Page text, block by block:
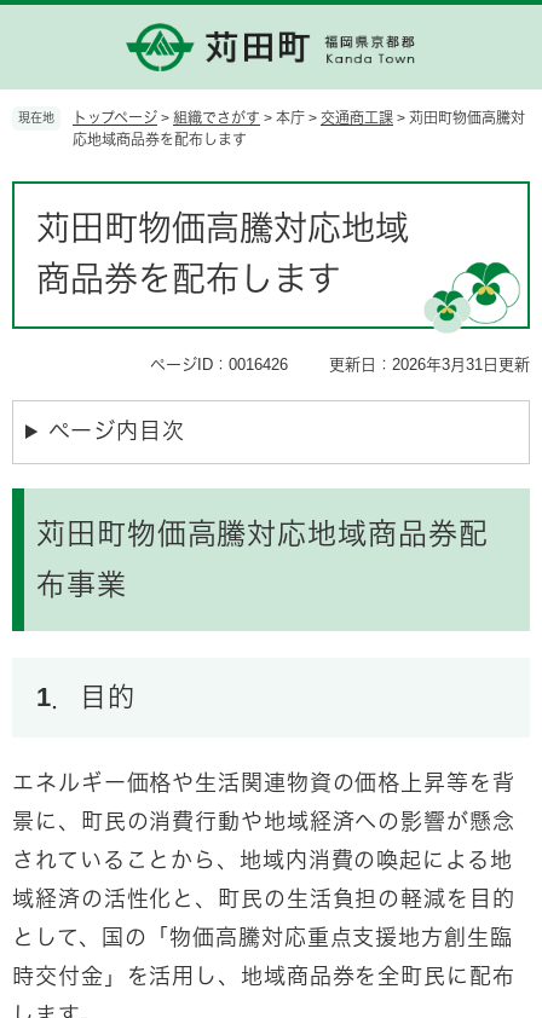
の
す。
ー
し
現在地 トップページ > 組織でさがす > 本庁 > 交通商工課 > 苅田町物価高騰対
応地域商品券を配布します
苅田町物価高騰対応地域
商品券を配布します
ページID：0016426 更新日：2026年3月31日更新
ページ内目次
苅田町物価高騰対応地域商品券配
布事業
1．目的
エネルギー価格や生活関連物資の価格上昇等を背
景に、町民の消費行動や地域経済への影響が懸念
されていることから、地域内消費の喚起による地
域経済の活性化と、町民の生活負担の軽減を目的
として、国の「物価高騰対応重点支援地方創生臨
時交付金」を活用し、地域商品券を全町民に配布